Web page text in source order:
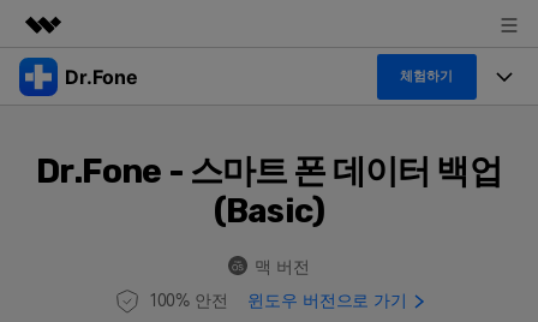
주요 제품
유틸리티
개요
Dr.Fone 체험하기
특징
폴 툴킷 보기 >
닥터폰 하이라이트 살펴보기
Dr.Fone - 스마트 폰 데이터 백업
(Basic)
맥 버전
100% 안전
윈도우 버전으로 가기